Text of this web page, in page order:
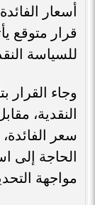
قرار متوقع
للسياسة
النقدية،
سعر
الحاجة إلى
مواجهة